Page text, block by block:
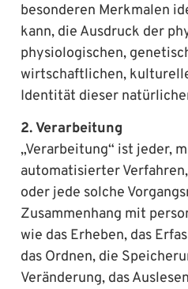
besonderen Merkmalen
kann, die Ausdruck der
physiologischen,
wirtschaftlichen,
Identität dieser
2. Verarbeitung
„Verarbeitung“ ist jeder,
automatisierter
oder jede solche
Zusammenhang mit
wie das Erheben, das
das Ordnen, die
Veränderung, das